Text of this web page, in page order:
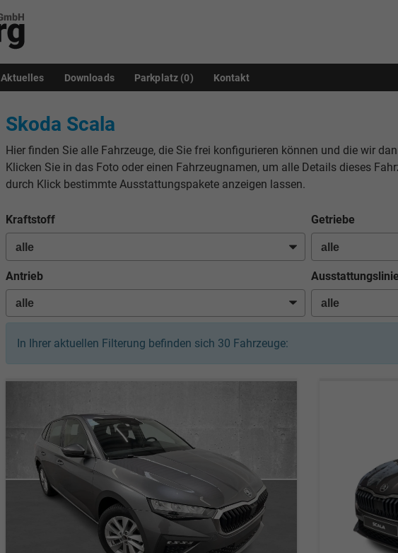
Aktuelles Downloads Parkplatz (0) Kontakt
Skoda Scala
Hier finden Sie alle Fahrzeuge, die Sie frei konfigurieren können und die wir
Klicken Sie in das Foto oder einen Fahrzeugnamen, um alle Details dieses
durch Klick bestimmte Ausstattungspakete anzeigen lassen.
Kraftstoff Getriebe
Antrieb Ausstattungslinie
In Ihrer aktuellen Filterung befinden sich 30 Fahrzeuge: